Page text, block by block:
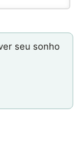
seu sonho